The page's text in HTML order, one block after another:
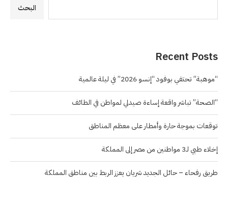
البحث
Recent Posts
“موهبة” تحتفي بوفود “إنسو 2026” في ليلة عالمية
“الصحة” تباشر واقعة إساءة صيدلي لمواطن في الطائف
توقعات بموجة حارة وأمطار على معظم المناطق
إخلاء طبي لـ3 مواطنين من مصر إلى المملكة
طريق رفحاء – حائل الجديد شريان يعزز الربط بين مناطق المملكة